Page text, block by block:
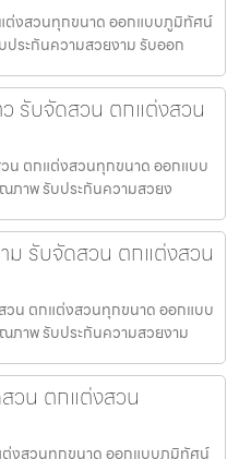
ต่งสวนทุกขนาด ออกแบบภูมิทัศน์
ประกันความสวยงาม รับออก
รับจัดสวน ตกแต่งสวน
น ตกแต่งสวนทุกขนาด ออกแบบ
ภาพ รับประกันความสวยง
รับจัดสวน ตกแต่งสวน
น ตกแต่งสวนทุกขนาด ออกแบบ
ภาพ รับประกันความสวยงาม
วน ตกแต่งสวน
งสวนทุกขนาด ออกแบบภูมิทัศน์